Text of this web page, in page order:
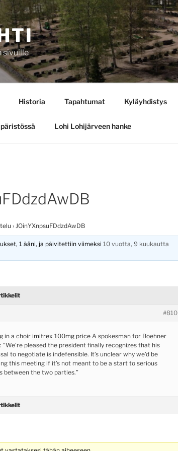
sivuille
Historia Tapahtumat Kyläyhdistys
Lohi Lohijärveen hanke
› JOinYXnpsuFDdzdAwDB
1 ääni, ja päivitettiin viimeksi10 vuotta, 9 kuukautta
#810
in a choir imitrex 100mg price A spokesman for Boehner
“We’re pleased the president finally recognizes that his
to negotiate is indefensible. It’s unclear why we’d be
this meeting if it’s not meant to be a start to serious
between the two parties.”